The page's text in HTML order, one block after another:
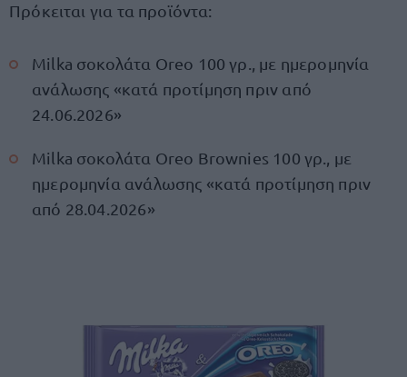
Πρόκειται για τα προϊόντα:
Milka σοκολάτα Oreo 100 γρ., με ημερομηνία
ανάλωσης «κατά προτίμηση πριν από
24.06.2026»
Milka σοκολάτα Oreo Brownies 100 γρ., με
ημερομηνία ανάλωσης «κατά προτίμηση πριν
από 28.04.2026»